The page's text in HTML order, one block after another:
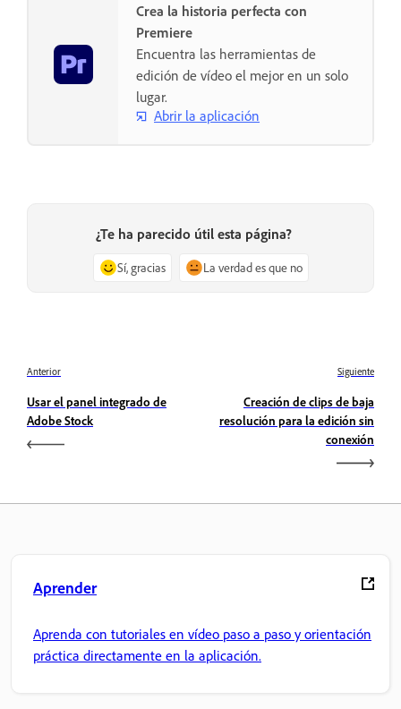
Crea la historia perfecta con
Premiere
Encuentra las herramientas de
edición de vídeo el mejor en un solo
lugar.
Abrir la aplicación
¿Te ha parecido útil esta página?
Sí, gracias La verdad es que no
Anterior
Usar el panel integrado de
Adobe Stock
Siguiente
Creación de clips de baja
resolución para la edición sin
conexión
Aprender
Aprenda con tutoriales en vídeo paso a paso y orientación
práctica directamente en la aplicación.